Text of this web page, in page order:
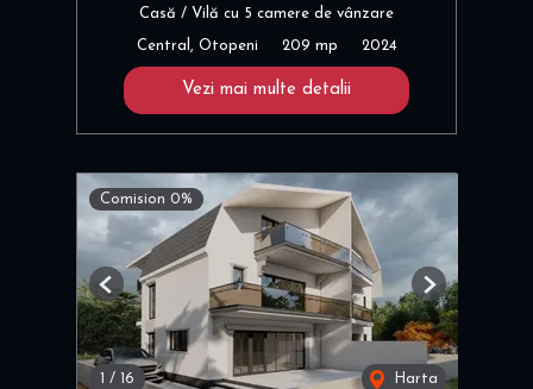
Casă / Vilă cu 5 camere de vânzare
Central, Otopeni 209 mp 2024
Vezi mai multe detalii
Comision 0%
/ 16 Harta
Previous Next